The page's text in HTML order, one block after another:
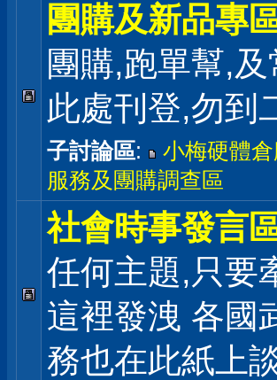
團購及新品專
團購,跑單幫,
此處刊登,勿到
子討論區: 小梅硬體
服務及團購調查區
社會時事發言
任何主題,只要
這裡發洩 各國
務也在此紙上